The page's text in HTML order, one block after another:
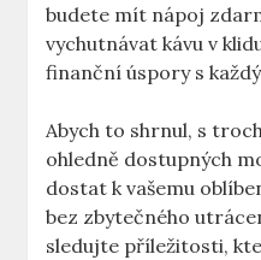
budete mít nápoj
vychutnávat kávu v
finanční úspory s
Abych to shrnul, s
ohledně dostupných
dostat k vašemu
bez zbytečného
sledujte příležitosti,